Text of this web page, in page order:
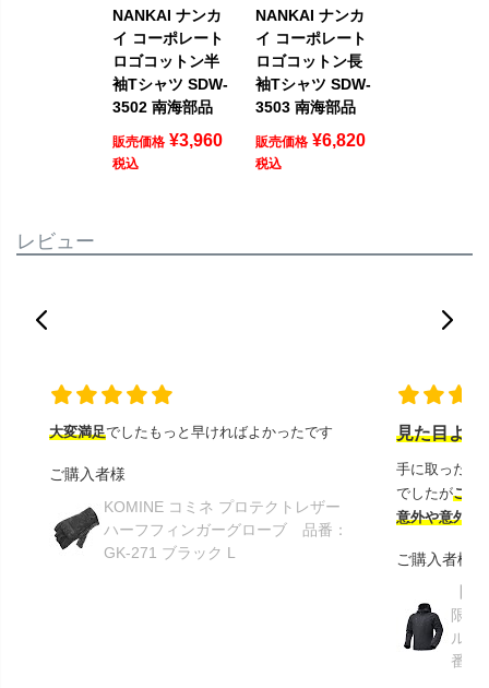
NANKAI ナンカ
イ コーポレート
ロゴコットン半
袖Tシャツ SDW-
3502 南海部品
販売価格 ¥3,960
税込
NANKAI ナンカ
イ コーポレート
ロゴコットン長
袖Tシャツ SDW-
3503 南海部品
販売価格 ¥6,820
税込
レビュー
大変満足でしたもっと早ければよかったです
ご購入者様
KOMINE コミネ プロテクトレザー
ハーフフィンガーグローブ 品番：
GK-271 ブラック L
見た目より
手に取ったと
でしたがこの
意外や意外ス
ご購入者様
限り
ルメ
番：